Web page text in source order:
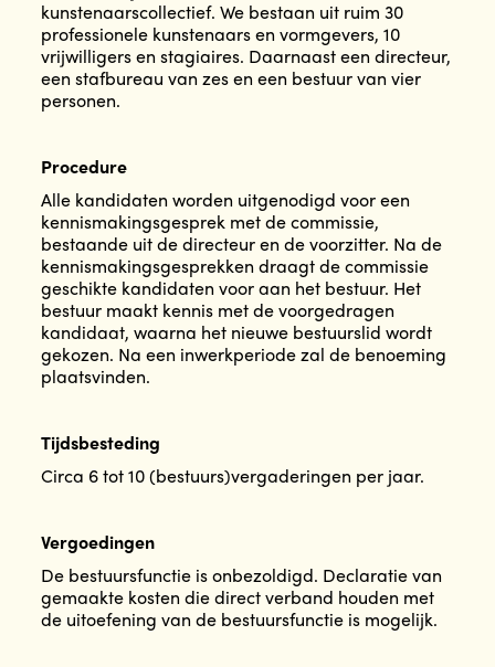
kunstenaarscollectief. We bestaan uit ruim 30
professionele kunstenaars en vormgevers, 10
vrijwilligers en stagiaires. Daarnaast een directeur,
een stafbureau van zes en een bestuur van vier
personen.
Procedure
Alle kandidaten worden uitgenodigd voor een
kennismakingsgesprek met de commissie,
bestaande uit de directeur en de voorzitter. Na de
kennismakingsgesprekken draagt de commissie
geschikte kandidaten voor aan het bestuur. Het
bestuur maakt kennis met de voorgedragen
kandidaat, waarna het nieuwe bestuurslid wordt
gekozen. Na een inwerkperiode zal de benoeming
plaatsvinden.
Tijdsbesteding
Circa 6 tot 10 (bestuurs)vergaderingen per jaar.
Vergoedingen
De bestuursfunctie is onbezoldigd. Declaratie van
gemaakte kosten die direct verband houden met
de uitoefening van de bestuursfunctie is mogelijk.